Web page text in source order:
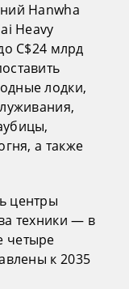
Hanwha
Heavy
C$24 млрд
лодки,
а также
центры
техники — в
четыре
к 2035